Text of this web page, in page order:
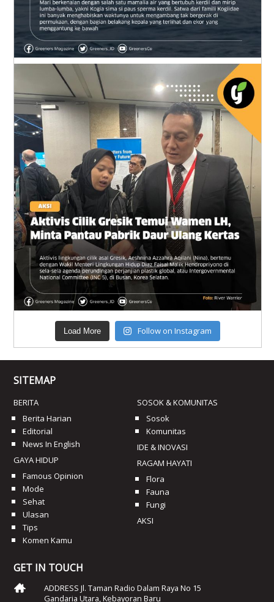
Load More Follow on Instagram
SITEMAP
BERITA
Berita Harian
Editorial
News In English
GAYA HIDUP
Famous Opinion
Mode
Sehat
Ulasan
Tips
Komen Kamu
SOSOK & KOMUNITAS
Sosok
Komunitas
IDE & INOVASI
RAGAM HAYATI
Flora
Fauna
Fungi
AKSI
GET IN TOUCH
ADDRESS Jl. Taman Radio Dalam Raya No 15
Gandaria Utara, Kebayoran Baru